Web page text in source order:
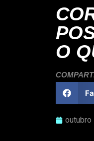
O
outubro